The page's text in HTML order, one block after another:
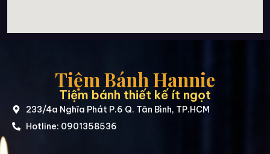
Tiệm Bánh Hannie
Tiệm bánh thiết kế ít ngọt
233/4a Nghĩa Phát P.6 Q. Tân Bình, TP.HCM
Hotline: 0901358536